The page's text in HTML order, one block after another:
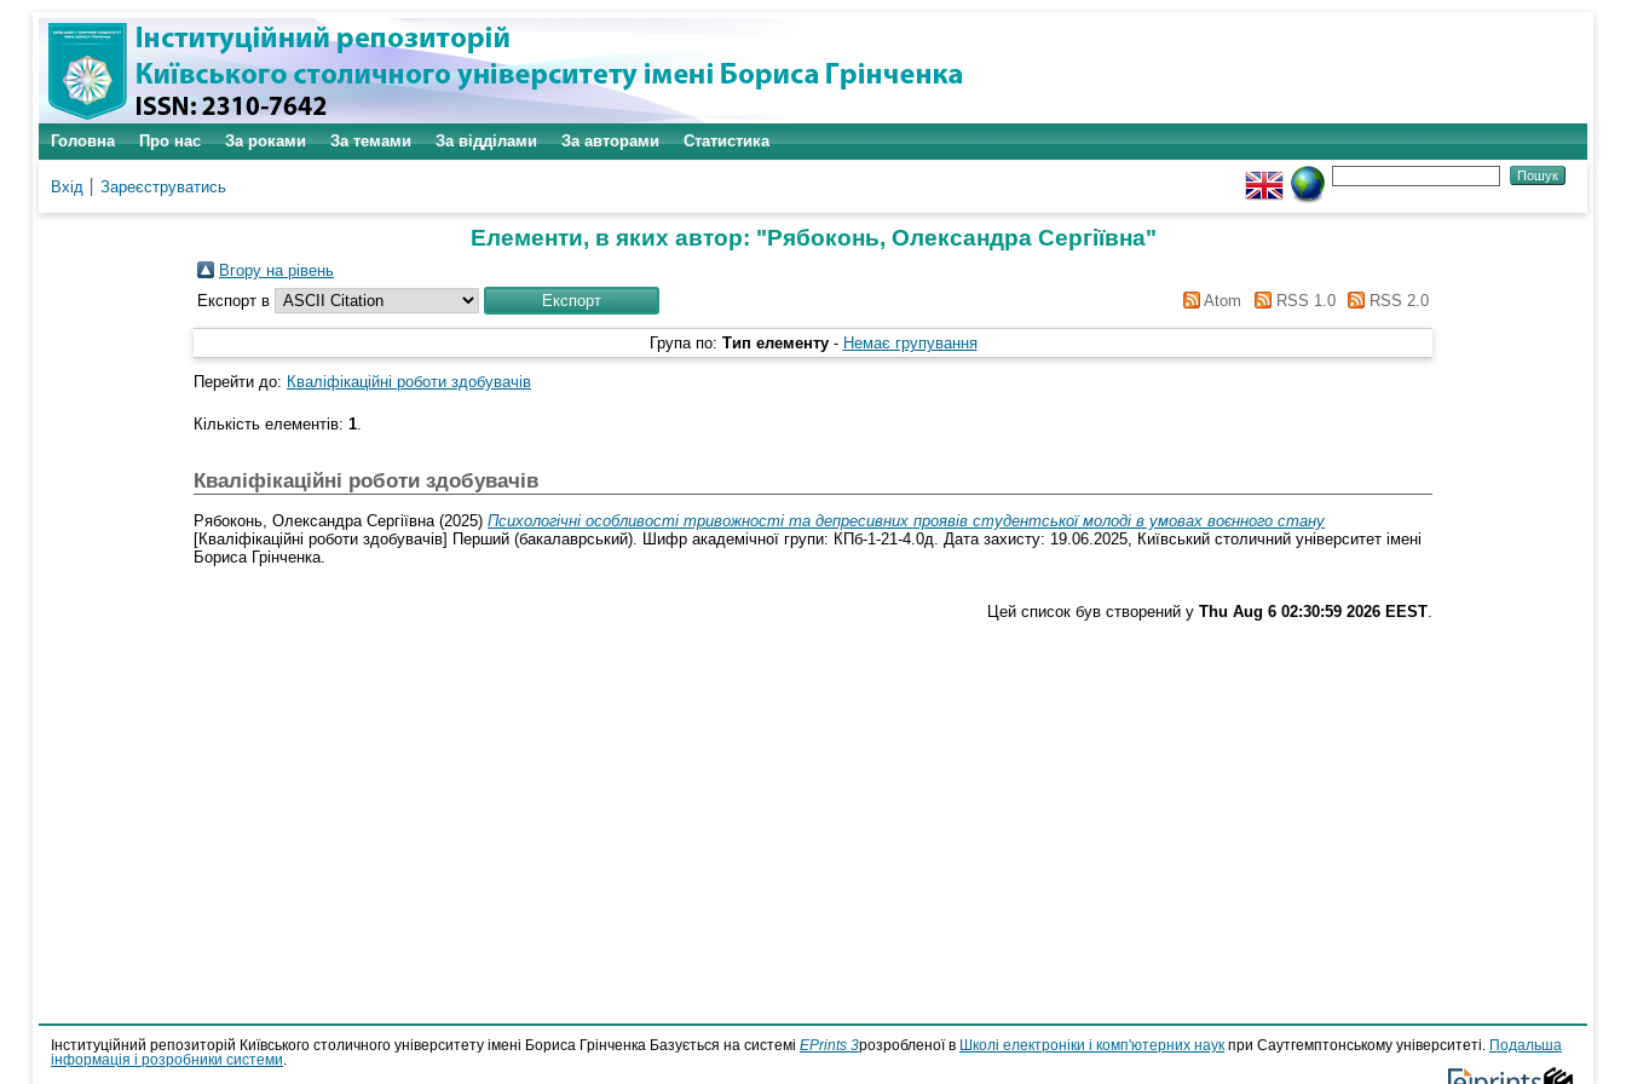
Головна Про нас За роками За темами За відділами За авторами Статистика
Вхід Зареєструватись
Елементи, в яких автор: "Рябоконь, Олександра Сергіївна"
Вгору на рівень
Експорт в
Atom RSS 1.0 RSS 2.0
Група по: Тип елементу - Немає групування
Перейти до: Кваліфікаційні роботи здобувачів
Кількість елементів: 1.
Кваліфікаційні роботи здобувачів
Рябоконь, Олександра Сергіївна (2025) Психологічні особливості тривожності та депресивних проявів студентської молоді в умовах воєнного стану
[Кваліфікаційні роботи здобувачів] Перший (бакалаврський). Шифр академічної групи: КПб-1-21-4.0д. Дата захисту: 19.06.2025, Київський столичний університет імені
Бориса Грінченка.
Цей список був створений у Thu Aug 6 02:30:59 2026 EEST
Інституційний репозиторій Київського столичного університету імені Бориса Грінченка Базується на системі EPrints 3розробленої в Школі електроніки і комп'ютерних наук при Саутгемптонському університеті.
Подальша
інформація і розробники системи